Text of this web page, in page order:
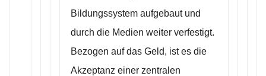
Bildungssystem aufgebaut und
durch die Medien weiter verfestigt.
Bezogen auf das Geld, ist es die
Akzeptanz einer zentralen